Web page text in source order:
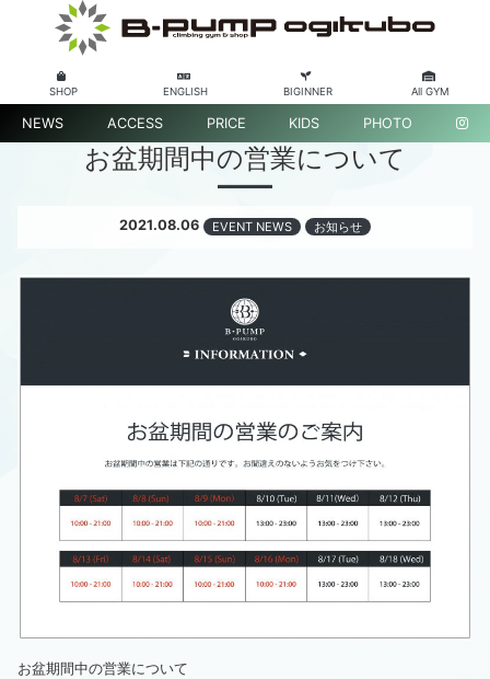
SHOP ENGLISH BIGINNER All GYM
NEWS ACCESS PRICE KIDS PHOTO
お盆期間中の営業について
2021.08.06 EVENT NEWS お知らせ
お盆期間中の営業について